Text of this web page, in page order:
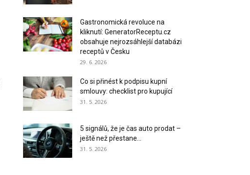
Gastronomická revoluce na
kliknutí: GeneratorReceptu.cz
obsahuje nejrozsáhlejší databázi
receptů v Česku
29. 6. 2026
Co si přinést k podpisu kupní
smlouvy: checklist pro kupující
31. 5. 2026
5 signálů, že je čas auto prodat –
ještě než přestane...
31. 5. 2026